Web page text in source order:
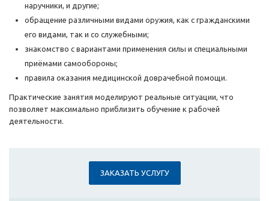
наручники, и другие;
обращение различными видами оружия, как с гражданскими
его видами, так и со служебными;
знакомство с вариантами применения силы и специальными
приёмами самообороны;
правила оказания медицинской доврачебной помощи.
Практические занятия моделируют реальные ситуации, что
позволяет максимально приблизить обучение к рабочей
деятельности.
ЗАКАЗАТЬ УСЛУГУ